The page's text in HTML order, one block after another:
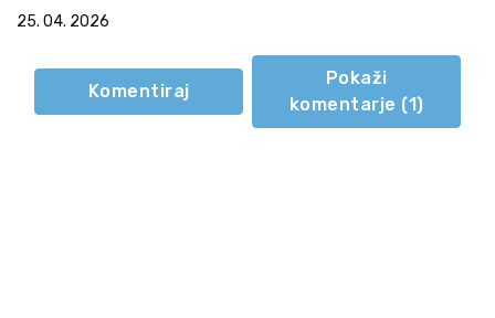
25. 04. 2026
Komentiraj
Pokaži
komentarje (1)